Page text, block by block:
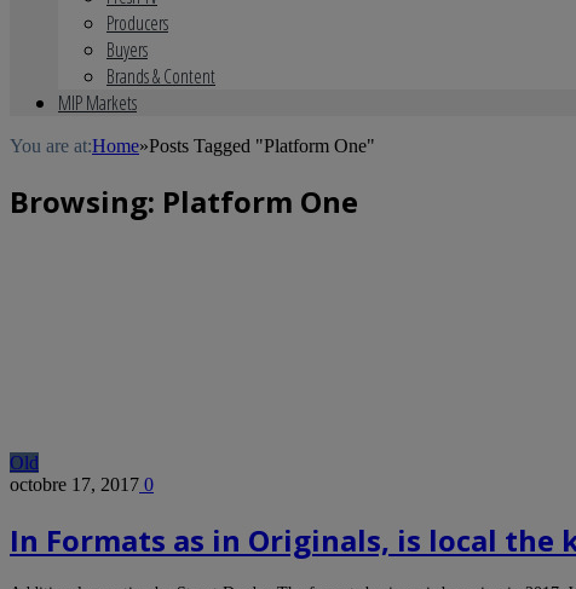
Producers
Buyers
Brands & Content
MIP Markets
You are at:Home»Posts Tagged "Platform One"
Browsing: Platform One
Old
octobre 17, 2017 0
In Formats as in Originals, is local the